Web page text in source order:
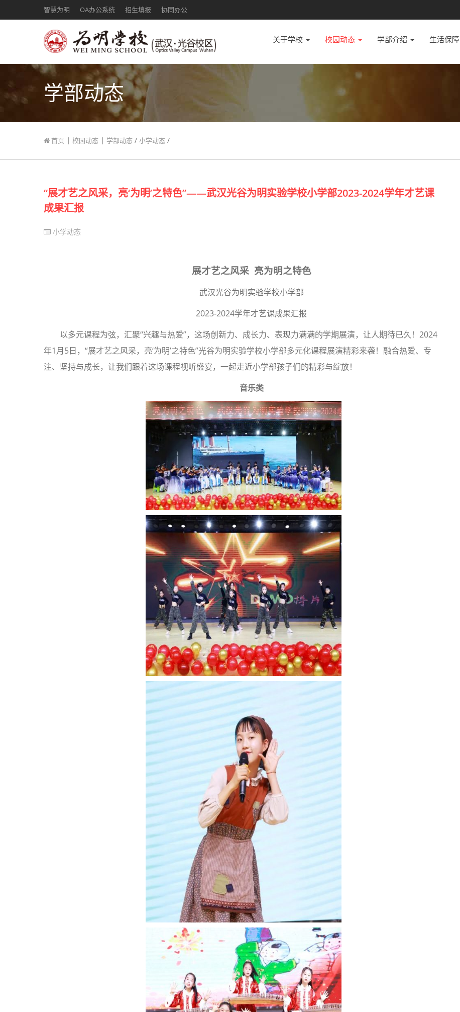
智慧为明 OA办公系统 招生填报 协同办公
关于学校 校园动态 学部介绍 生活保障
学部动态
首页 | 校园动态 | 学部动态 / 小学动态 /
“展才艺之风采，亮‘为明’之特色”——武汉光谷为明实验学校小学部2023-2024学年才艺课
成果汇报
小学动态
展才艺之风采 亮为明之特色
武汉光谷为明实验学校小学部
2023-2024学年才艺课成果汇报
以多元课程为弦，汇聚“兴趣与热爱”，这场创新力、成长力、表现力满满的学期展演，让人期待已久！2024
年1月5日，“展才艺之风采，亮‘为明’之特色”光谷为明实验学校小学部多元化课程展演精彩来袭！融合热爱、专
注、坚持与成长，让我们跟着这场课程视听盛宴，一起走近小学部孩子们的精彩与绽放！
音乐类